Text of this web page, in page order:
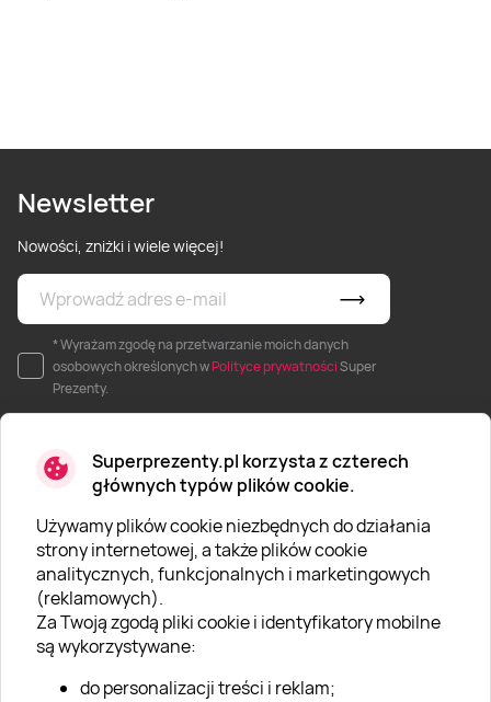
Superprezenty.pl korzysta z czterech
głównych typów plików cookie.
Używamy plików cookie niezbędnych do działania
strony internetowej, a także plików cookie
analitycznych, funkcjonalnych i marketingowych
(reklamowych).
Za Twoją zgodą pliki cookie i identyfikatory mobilne
są wykorzystywane:
do personalizacji treści i reklam;
Newsletter
Nowości, zniżki i wiele więcej!
* Wyrażam zgodę na przetwarzanie moich danych
osobowych określonych wPolityce prywatnościSuper
Prezenty.
O SUPERPREZENTY
O nas
Aktualności
Kariera w Super Prezentach